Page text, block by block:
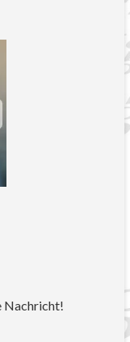
Nachricht!